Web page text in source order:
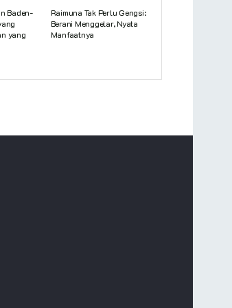
Baden-
yang
Raimuna Tak Perlu Gengsi:
Berani Menggelar, Nyata
Manfaatnya